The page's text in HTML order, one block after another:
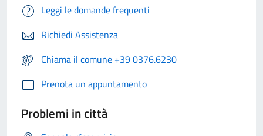
Leggi le domande frequenti
Richiedi Assistenza
Chiama il comune +39 0376.6230
Prenota un appuntamento
Problemi in città